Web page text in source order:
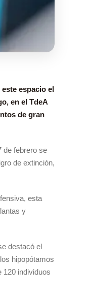
espacio el
en el TdeA
de gran
de febrero se
de extinción,
esta
y
destacó el
hipopótamos
120 individuos